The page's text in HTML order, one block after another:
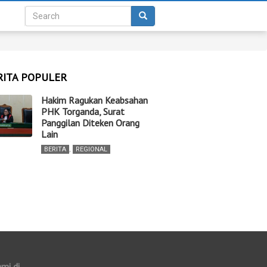
POPULER
Hakim Ragukan Keabsahan
PHK Torganda, Surat
Panggilan Diteken Orang
Lain
BERITA , REGIONAL